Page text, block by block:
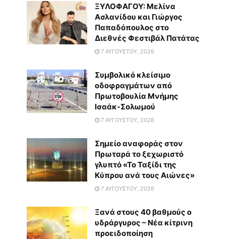
ΞΥΛΟΦΑΓΟΥ: Μελίνα
Ασλανίδου και Γιώργος
Παπαδόπουλος στο
Διεθνές Φεστιβάλ Πατάτας
7 ΑΥΓΟΎΣΤΟΥ, 2026
Συμβολικό κλείσιμο
οδοφραγμάτων από
Πρωτοβουλία Μνήμης
Ισαάκ-Σολωμού
7 ΑΥΓΟΎΣΤΟΥ, 2026
Σημείο αναφοράς στον
Πρωταρά το ξεχωριστό
γλυπτό «Το Ταξίδι της
Κύπρου ανά τους Αιώνες»
7 ΑΥΓΟΎΣΤΟΥ, 2026
Ξανά στους 40 βαθμούς ο
υδράργυρος – Νέα κίτρινη
προειδοποίηση